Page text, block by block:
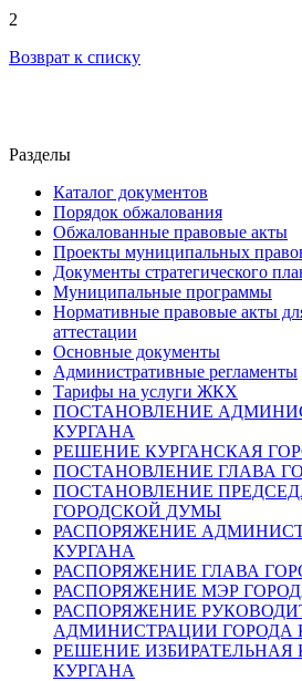
2
Возврат к списку
Разделы
Каталог документов
Порядок обжалования
Обжалованные правовые акты
Проекты муниципальных
Документы стратегического
Муниципальные программы
Нормативные правовые акты
аттестации
Основные документы
Административные регламенты
Тарифы на услуги ЖКХ
ПОСТАНОВЛЕНИЕ
КУРГАНА
РЕШЕНИЕ КУРГАНСКАЯ
ПОСТАНОВЛЕНИЕ ГЛАВА
ПОСТАНОВЛЕНИЕ
ГОРОДСКОЙ ДУМЫ
РАСПОРЯЖЕНИЕ
КУРГАНА
РАСПОРЯЖЕНИЕ ГЛАВА
РАСПОРЯЖЕНИЕ МЭР
РАСПОРЯЖЕНИЕ
АДМИНИСТРАЦИИ ГОРОДА
РЕШЕНИЕ
КУРГАНА